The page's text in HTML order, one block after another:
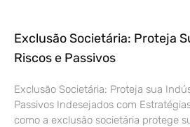
Exclusão Societária: Proteja
Riscos e Passivos
Exclusão Societária: Proteja sua
Passivos Indesejados com
como a exclusão societária protege